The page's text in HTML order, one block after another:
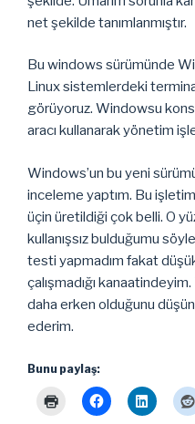
net şekilde tanımlanmıştır.
Bu windows sürümünde
Linux sistemlerdeki
görüyoruz. Windowsu
aracı kullanarak yönetim
Windows’un bu yeni
inceleme yaptım. Bu
üçin üretildiği çok belli. O
kullanışsız bulduğumu
testi yapmadım fakat
çalışmadığı
daha erken olduğunu
ederim.
Bunu paylaş: